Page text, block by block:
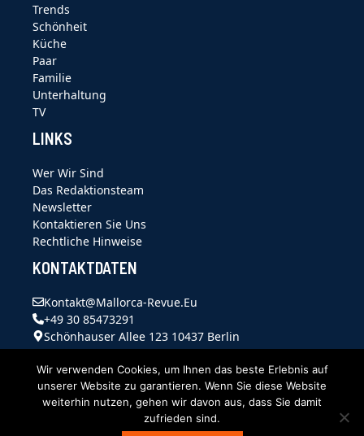
Trends
Schönheit
Küche
Paar
Familie
Unterhaltung
TV
LINKS
Wer Wir Sind
Das Redaktionsteam
Newsletter
Kontaktieren Sie Uns
Rechtliche Hinweise
KONTAKTDATEN
Kontakt@mallorca-Revue.eu
+49 30 85473291
Schönhauser Allee 123 10437 Berlin
Wir verwenden Cookies, um Ihnen das beste Erlebnis auf
unserer Website zu garantieren. Wenn Sie diese Website
weiterhin nutzen, gehen wir davon aus, dass Sie damit
zufrieden sind.